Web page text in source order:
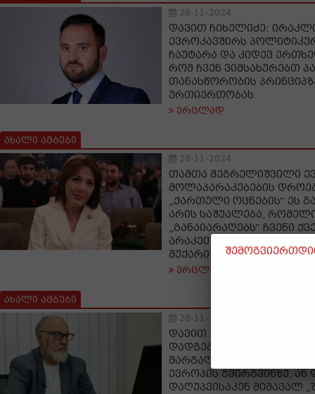
28-11-2024
დავით ჩიხელიძე:
ევროკავშირს
ჩაუტარა და კიდევ
რომ ჩვენ ვიმსახურებთ
თანასწორობის
ურთიერთობას
ვრცლად
ახალი ამბები
28-11-2024
თამთა მეგრელიშვილი
მოლაპარაკებების
„ქართული ოცნების“ ეს
არის საშუალება,
„განაიარაღებს“ ჩვენი
არაკეთილისმოსურნეებს
მუქარის იარაღისგან
ვრცლად
ახალი ამბები
28-11-2024
დავით ქართველიშვილი:
დადგება ის დრო,
მარგალიტი გავხდებით
ევროპის გვირგვინზე,
დაღუპვისაკენ მიმავალ